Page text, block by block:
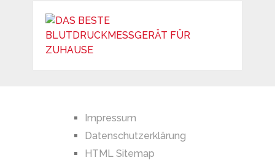
Impressum
Datenschutzerklärung
HTML Sitemap